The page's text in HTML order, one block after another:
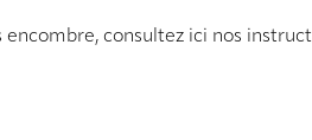
consultez ici nos